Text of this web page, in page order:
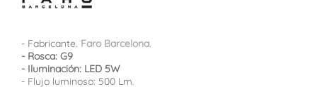
- Fabricante. Faro Barcelona.
- Rosca: G9
- Iluminación: LED 5W
- Flujo luminoso: 500 Lm.